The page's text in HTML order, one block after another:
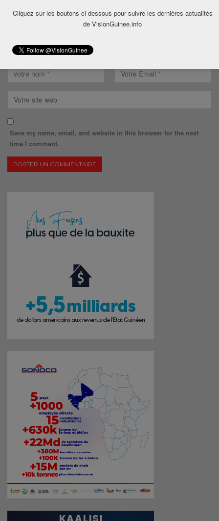
Save my name, email, and website in this browser for the next
time I comment.
Cliquez sur les boutons ci-dessous pour suivre les dernières actualités
de VisionGuinee.info